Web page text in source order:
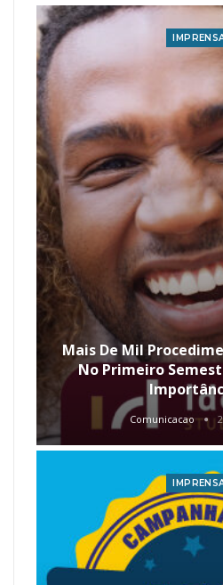
Mais De Mil
No Primeiro
Comunicacao